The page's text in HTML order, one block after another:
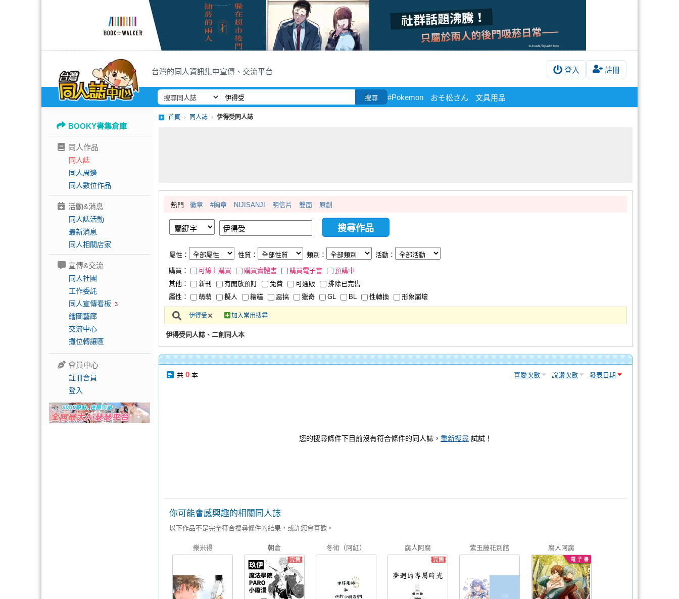
台灣的同人資訊集中宣傳、交流平台 登入 註冊
搜尋 #Pokemon おそ松さん 文具用品
BOOKY書集倉庫
同人作品
同人誌
同人周邊
同人數位作品
活動&消息
同人誌活動
最新消息
同人相關店家
宣傳&交流
同人社團
工作委託
同人宣傳看板 3
繪圖藝廊
交流中心
攤位轉讓區
會員中心
註冊會員
登入
首頁 同人誌 伊得受同人誌
熱門 徽章 #胸章 NIJISANJI 明信片 雙面 原創
屬性： 性質： 類別： 活動：
購買： 可線上購買 購買實體書 購買電子書
預購中
其他：
新刊 有開放預訂 免費 可通販
排除已完售
屬性：
萌萌 擬人 糟糕 惡搞 獵奇 GL BL 性轉換 形象崩壞
伊得受 加入常用搜尋
伊得受同人誌、二創同人本
共 0 本 喜愛次數 說讚次數 發表日期
您的搜尋條件下目前沒有符合條件的同人誌， 重新搜尋 試試！
你可能會感興趣的相關同人誌
以下作品不是完全符合搜尋條件的結果，或許您會喜歡。
樂米得 朝倉 冬術（阿紅） 腐人阿腐 紫玉藤花別館 腐人阿腐